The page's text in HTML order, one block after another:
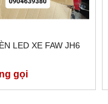
LED XE FAW JH6
gọi